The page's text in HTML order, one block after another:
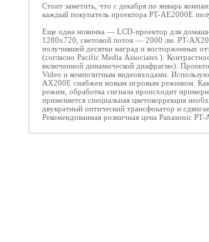
Стоит заметить, что с декабря по январь
каждый покупатель проектора PT-AE2000E
Еще одна новинка — LCD-проектор для
1280х720, световой поток — 2000 лм. PT-
получившей десятки наград и восторженных
(согласно Pacific Media Associates ).
включенной динамической диафрагме).
Video и композитным видеовходами.
AX200E снабжен новым игровым режимом. Как
режим, обработка сигнала происходит
применяется специальная цветокоррекция
двукратный оптический трансфокатор и
Рекомендованная розничная цена Panasonic